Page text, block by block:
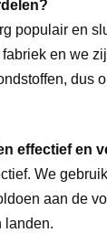
populair en
en we
dus
effectief en
We
aan de
landen.